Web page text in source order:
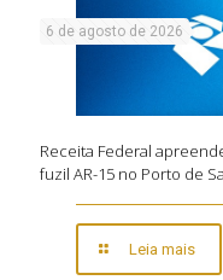
6 de agosto de 2026
Receita Federal
fuzil AR-15 no Porto de
Leia mais